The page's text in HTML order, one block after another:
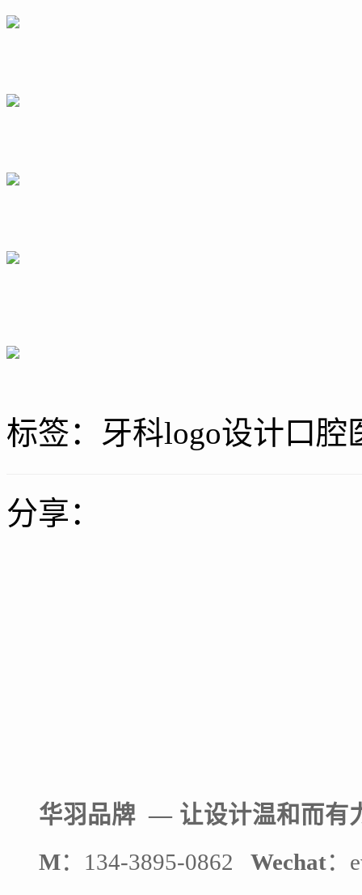
标签： 牙科logo设计 口腔
分享：
华羽品牌 — 让设计温和而有
M：134-3895-0862 Wechat：